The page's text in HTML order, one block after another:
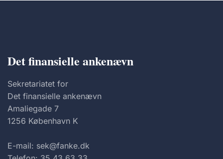
Det finansielle ankenævn
Sekretariatet for
Det finansielle ankenævn
Amaliegade 7
1256 København K
E-mail: sek@fanke.dk